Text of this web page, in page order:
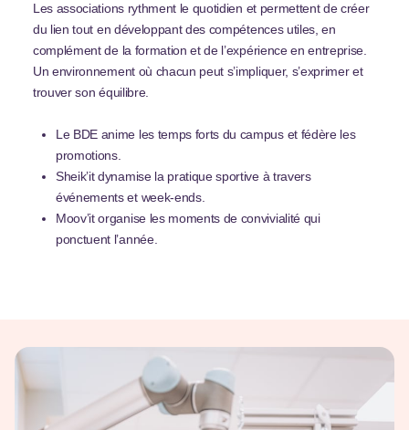
Les associations rythment le quotidien et permettent de créer
du lien tout en développant des compétences utiles, en
complément de la formation et de l’expérience en entreprise.
Un environnement où chacun peut s’impliquer, s’exprimer et
trouver son équilibre.
Le BDE anime les temps forts du campus et fédère les
promotions.
Sheik’it dynamise la pratique sportive à travers
événements et week-ends.
Moov’it organise les moments de convivialité qui
ponctuent l’année.